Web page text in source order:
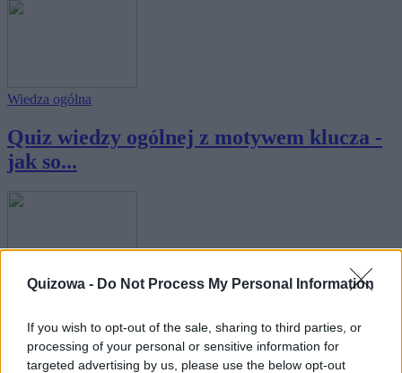
Quizowa - Do Not Process My Personal Information
If you wish to opt-out of the sale, sharing to third parties, or
processing of your personal or sensitive information for
targeted advertising by us, please use the below opt-out
Wiedza ogólna
Quiz wiedzy ogólnej z motywem klucza -
jak so...
Wiedza ogólna
Quiz wiedzy ogólnej z motywem słońca -
jak so...